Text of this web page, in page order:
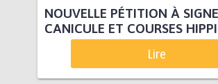
NOUVELLE PÉTITION À
CANICULE ET COURSES
Lire